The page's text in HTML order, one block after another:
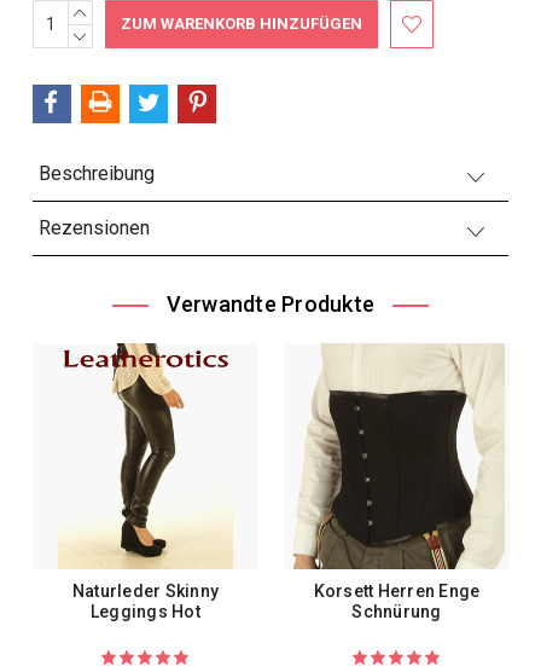
Aktueller
Bestand:
MENGE
ERHÖHEN:
MENGE
Beschreibung
Rezensionen
Verwandte Produkte
Naturleder Skinny
Leggings Hot
Korsett Herren Enge
Schnürung